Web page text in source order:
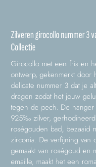
Zilveren girocollo nummer 3
Collectie
Girocollo met een fris en
ontwerp, gekenmerkt door
delicate nummer 3 dat je
dragen zodat het jouw
tegen de pech. De hanger
925‰ zilver,
roségouden bad, bezaaid
zirconia. De verfijning van
gemaakt van roségoud en
emaille, maakt het een